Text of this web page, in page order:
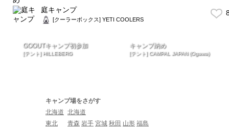
庭キャンプ
[クーラーボックス] YETI COOLERS
GOOUTキャンプ初参加
[テント] HILLEBERG
キャンプ納め
[テント] CAMPAL JAPAN (Ogawa)
キャンプ場をさがす
北海道 北海道
東北
青森 岩手 宮城 秋田 山形 福島